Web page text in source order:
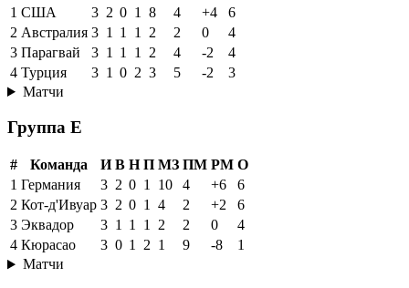
1 США 3 2 0 1 8 4 +4
6
2 Австралия 3 1 1 1 2 2 0
4
3 Парагвай 3 1 1 1 2 4 -2
4
4 Турция 3 1 0 2 3 5 -2
3
Матчи
Группа E
# Команда И В Н П МЗ ПМ РМ О
1 Германия 3 2 0 1 10 4 +6
6
2 Кот-д'Ивуар 3 2 0 1 4 2 +2
6
3 Эквадор 3 1 1 1 2 2 0
4
4 Кюрасао 3 0 1 2 1 9 -8
1
Матчи